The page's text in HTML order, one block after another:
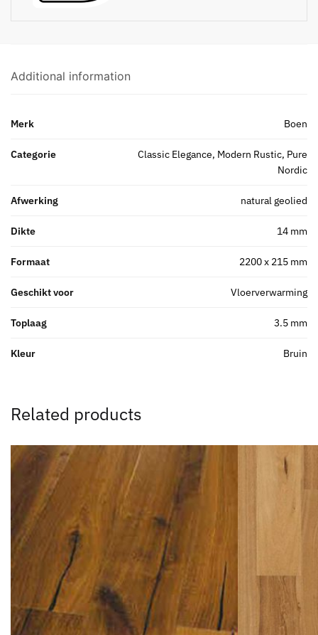
Additional information
Merk Boen
Categorie
Classic Elegance, Modern Rustic, Pure
Nordic
Afwerking natural geolied
Dikte 14 mm
Formaat 2200 x 215 mm
Geschikt voor Vloerverwarming
Toplaag 3.5 mm
Kleur Bruin
Related products